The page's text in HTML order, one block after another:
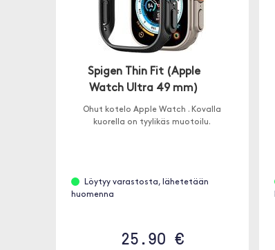
Spigen Thin Fit (Apple
Watch Ultra 49 mm)
Ohut kotelo Apple Watch . Kovalla
kuorella on tyylikäs muotoilu.
Löytyy varastosta, lähetetään
huomenna
25.90 €